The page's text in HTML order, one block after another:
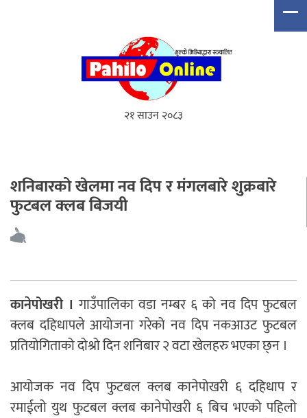
२१ साउन २०८३
शनिबारको खेलमा नव दिप र मंगलबारे शुक्रबारे
फुटबल क्लब बिजयी
कानेपोखरी । गाउँपालिका वडा नम्बर ६ को नव दिप फुटबल
क्लब दहिधापले आयोजना गरेको नव दिप नकआउट फुटबल
प्रतियोगिताको दोश्रो दिन शनिबार २ वटा खेलहरु भएका छ्न ।
आयोजक नव दिप फुटबल क्लब कानेपोखरी ६ दहिधाप र
रमाईलो युथ फुटबल क्लब कानेपोखरी ६ बिच भएको पहिलो